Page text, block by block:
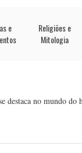
e
Religiões e
Mitologia
destaca no mundo do